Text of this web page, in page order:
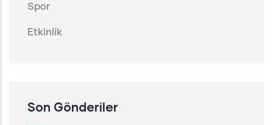
Spor
Etkinlik
Son Gönderiler